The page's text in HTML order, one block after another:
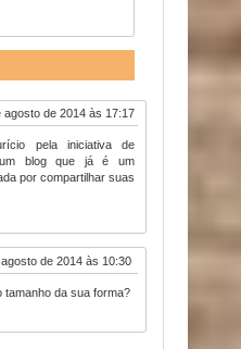
agosto de 2014 às 17:17
pela iniciativa de
blog que já é um
por compartilhar suas
de 2014 às 10:30
tamanho da sua forma?